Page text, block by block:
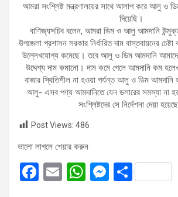
আমরা সংশ্লিষ্ট মন্ত্রণালয়ের সাথে আলাপ করে আলু ও
দিয়েছি।
বাণিজ্যসচিব বলেন, আমরা ডিম ও আলু আমদানি
উপজেলা প্রশাসন সরকার নির্ধারিত দাম বাস্তবায়নের
উল্লেখযোগ্য কমেছে। তবে আলু ও ডিম আমদানি
উদ্দেশ্য দাম কমানো। দাম কমে গেলে আমদানি কম
বাজার স্থিতিশীল না হওয়া পর্যন্ত আলু ও ডিম আমদানি
আলু- এসব পণ্য আমদানিতে যেন ডলারের সমস্যা না
সংশ্লিষ্টদের সে নির্দেশনা দেয়া
Post Views: 486
ভালো লাগলে শেয়ার করুন
F
E
W M S